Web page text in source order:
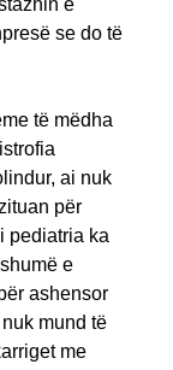
e
se do të
të mëdha
ai nuk
për
pediatria ka
e
ashensor
mund të
me